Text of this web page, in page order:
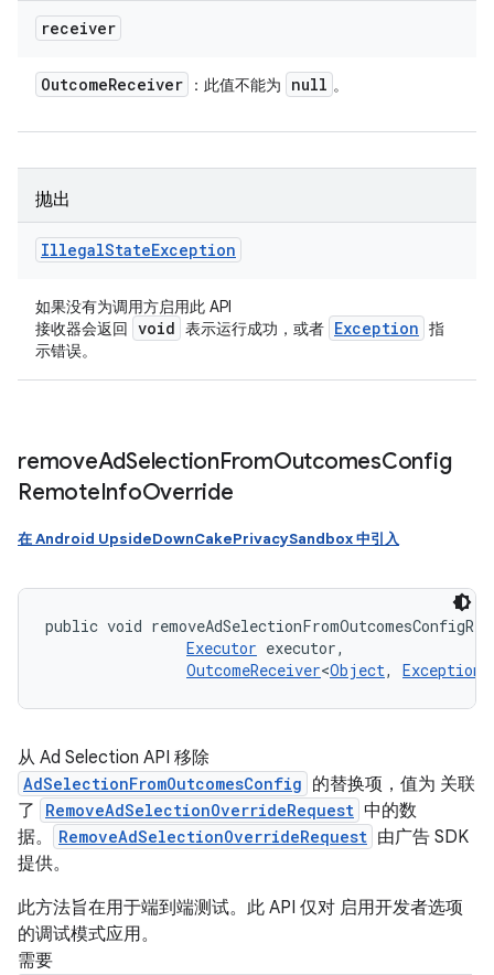
receiver
OutcomeReceiver ：此值不能为 null 。
抛出
IllegalStateException
如果没有为调用方启用此 API
接收器会返回 void 表示运行成功，或者 Exception 指
示错误。
removeAdSelectionFromOutcomesConfig
RemoteInfoOverride
在 Android UpsideDownCakePrivacySandbox 中引入
public void
Executor executor,
OutcomeReceiver<Object, Exception
从 Ad Selection API 移除
AdSelectionFromOutcomesConfig 的替换项，值为 关联
了
RemoveAdSelectionOverrideRequest 中的数
据。
RemoveAdSelectionOverrideRequest 由广告 SDK
提供。
此方法旨在用于端到端测试。此 API 仅对 启用开发者选项
的调试模式应用。
需要